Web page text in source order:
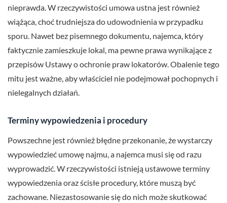
nieprawda. W rzeczywistości umowa ustna jest również
wiążąca, choć trudniejsza do udowodnienia w przypadku
sporu. Nawet bez pisemnego dokumentu, najemca, który
faktycznie zamieszkuje lokal, ma pewne prawa wynikające z
przepisów Ustawy o ochronie praw lokatorów. Obalenie tego
mitu jest ważne, aby właściciel nie podejmował pochopnych i
nielegalnych działań.
Terminy wypowiedzenia i procedury
Powszechne jest również błędne przekonanie, że wystarczy
wypowiedzieć umowę najmu, a najemca musi się od razu
wyprowadzić. W rzeczywistości istnieją ustawowe terminy
wypowiedzenia oraz ścisłe procedury, które muszą być
zachowane. Niezastosowanie się do nich może skutkować